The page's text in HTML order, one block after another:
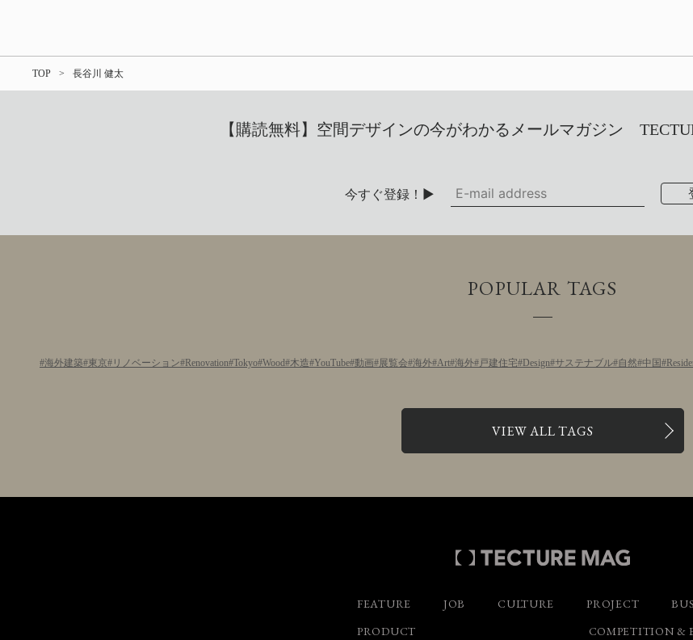
TOP 長谷川 健太
【購読無料】空間デザインの今がわかるメールマガジン
今すぐ登録！▶
POPULAR TAGS
海外建築 東京 リノベーション Renovation Tokyo Wood 木造 YouTube 動画 展覧会 海外 Art 海外 戸建住宅 Design サステナブル 自然 中国
VIEW ALL TAGS
FEATURE JOB CULTURE PROJECT
PRODUCT
COMPETITION &